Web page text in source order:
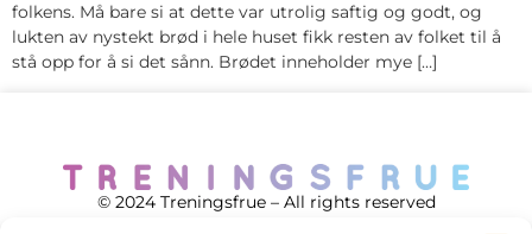
folkens. Må bare si at dette var utrolig saftig og godt, og
lukten av nystekt brød i hele huset fikk resten av folket til å
stå opp for å si det sånn. Brødet inneholder mye […]
© 2024 Treningsfrue – All rights reserved